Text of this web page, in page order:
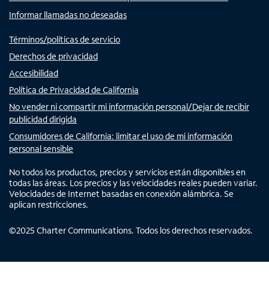
Informar llamadas no deseadas
Términos/políticas de servicio
Derechos de privacidad
Accesibilidad
Política de Privacidad de California
No vender ni compartir mi información personal/Dejar de recibir
publicidad dirigida
Consumidores de California: limitar el uso de mi información
personal sensible
No todos los productos, precios y servicios están disponibles en
todas las áreas. Los precios y las velocidades reales pueden variar.
Velocidades de Internet basadas en conexión alámbrica. Se
aplican restricciones.
©2025 Charter Communications. Todos los derechos reservados.